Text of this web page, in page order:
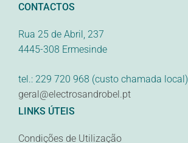
CONTACTOS
Rua 25 de Abril, 237
4445-308 Ermesinde
tel.: 229 720 968 (custo chamada local)
geral@electrosandrobel.pt
LINKS ÚTEIS
Condições de Utilização